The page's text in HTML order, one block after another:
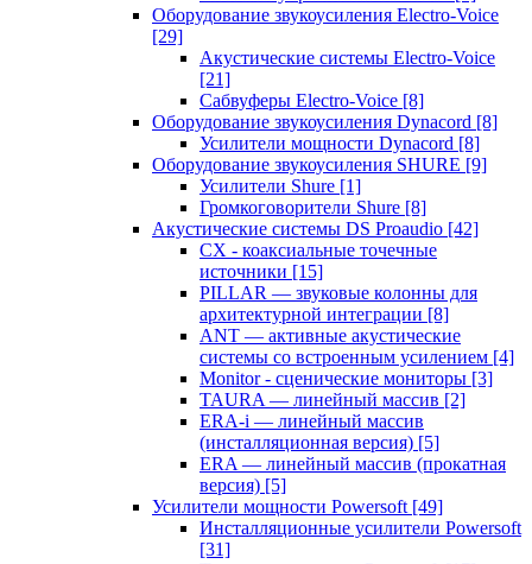
Оборудование звукоусиления Electro-Voice
[29]
Акустические системы Electro-Voice
[21]
Сабвуферы Electro-Voice [8]
Оборудование звукоусиления Dynacord [8]
Усилители мощности Dynacord [8]
Оборудование звукоусиления SHURE [9]
Усилители Shure [1]
Громкоговорители Shure [8]
Акустические системы DS Proaudio [42]
CX - коаксиальные точечные
источники [15]
PILLAR — звуковые колонны для
архитектурной интеграции [8]
ANT — активные акустические
системы со встроенным усилением [4]
Monitor - сценические мониторы [3]
TAURA — линейный массив [2]
ERA-i — линейный массив
(инсталляционная версия) [5]
ERA — линейный массив (прокатная
версия) [5]
Усилители мощности Powersoft [49]
Инсталляционные усилители Powersoft
[31]